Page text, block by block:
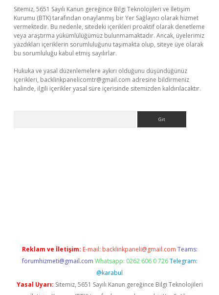
Sitemiz, 5651 Sayılı Kanun gereğince Bilgi Teknolojileri ve İletişim
Kurumu (BTK) tarafından onaylanmış bir Yer Sağlayıcı olarak hizmet
vermektedir. Bu nedenle, sitedeki içerikleri proaktif olarak denetleme
veya araştırma yükümlülüğümüz bulunmamaktadır. Ancak, üyelerimiz
yazdıkları içeriklerin sorumluluğunu taşımakta olup, siteye üye olarak
bu sorumluluğu kabul etmiş sayılırlar.
Hukuka ve yasal düzenlemelere aykırı olduğunu düşündüğünüz
içerikleri, backlinkpanelicomtr@gmail.com adresine bildirmeniz
halinde, ilgili içerikler yasal süre içerisinde sitemizden kaldırılacaktır.
Reklam ve İletişim: E-mail: backlinkpaneli@gmail.com Teams:
forumhizmeti@gmail.com Whatsapp: 0262 606 0 726 Telegram:
@karabul
Yasal Uyarı: Sitemiz, 5651 Sayılı Kanun gereğince Bilgi Teknolojileri